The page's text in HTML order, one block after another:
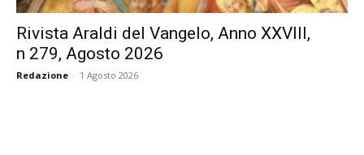
Rivista Araldi del Vangelo, Anno XXVIII,
n 279, Agosto 2026
Redazione - 1 Agosto 2026